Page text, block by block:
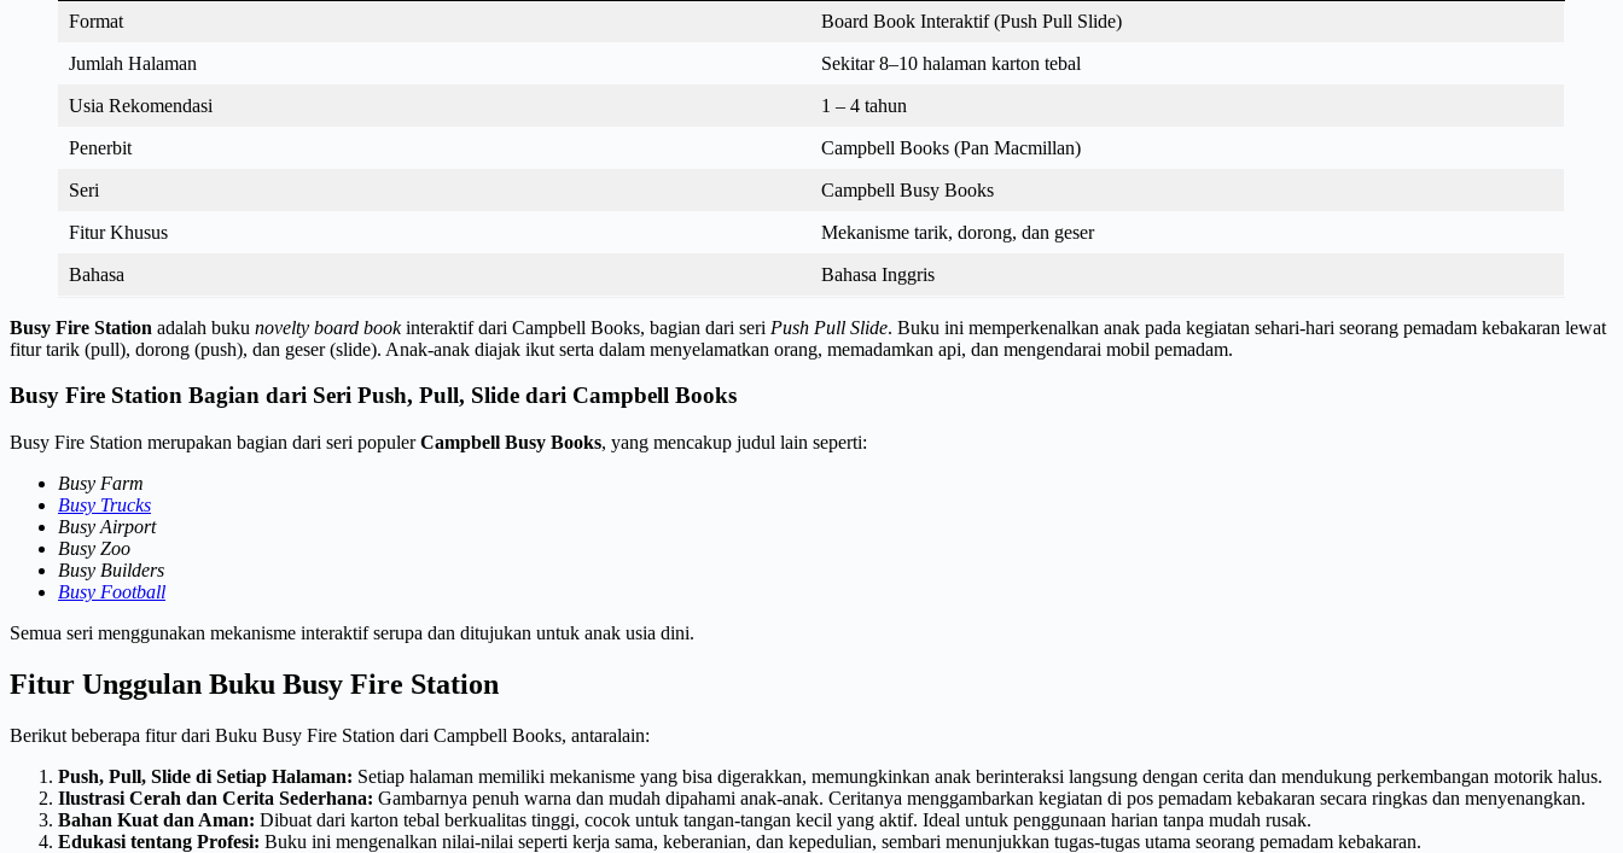
Format Board Book Interaktif (Push Pull Slide)
Jumlah Halaman Sekitar 8–10 halaman karton tebal
Usia Rekomendasi 1 – 4 tahun
Penerbit Campbell Books (Pan Macmillan)
Seri Campbell Busy Books
Fitur Khusus Mekanisme tarik, dorong, dan geser
Bahasa Bahasa Inggris
Busy Fire Station adalah buku novelty board bookinteraktif dari Campbell Books, bagian dari seri Push Pull Slide. Buku ini memperkenalkan anak pada kegiatan sehari-hari seorang pemadam kebakaran lewat
fitur tarik (pull), dorong (push), dan geser (slide). Anak-anak diajak ikut serta dalam menyelamatkan orang, memadamkan api, dan mengendarai mobil pemadam.
Busy Fire Station Bagian dari Seri Push, Pull, Slide dari Campbell Books
Busy Fire Station merupakan bagian dari seri populerCampbell Busy Books, yang mencakup judul lain seperti:
Busy Farm
Busy Trucks
Busy Airport
Busy Zoo
Busy Builders
Busy Football
Semua seri menggunakan mekanisme interaktif serupa dan ditujukan untuk anak usia dini.
Fitur Unggulan Buku Busy Fire Station
Berikut beberapa fitur dari Buku Busy Fire Station dari Campbell Books, antaralain:
Push, Pull, Slide di Setiap Halaman: Setiap halaman memiliki mekanisme yang bisa digerakkan, memungkinkan anak berinteraksi langsung dengan cerita dan mendukung perkembangan motorik halus.
Ilustrasi Cerah dan Cerita Sederhana: Gambarnya penuh warna dan mudah dipahami anak-anak. Ceritanya menggambarkan kegiatan di pos pemadam kebakaran secara ringkas dan menyenangkan.
Bahan Kuat dan Aman: Dibuat dari karton tebal berkualitas tinggi, cocok untuk tangan-tangan kecil yang aktif. Ideal untuk penggunaan harian tanpa mudah rusak.
Edukasi tentang Profesi: Buku ini mengenalkan nilai-nilai seperti kerja sama, keberanian, dan kepedulian, sembari menunjukkan tugas-tugas utama seorang pemadam kebakaran.